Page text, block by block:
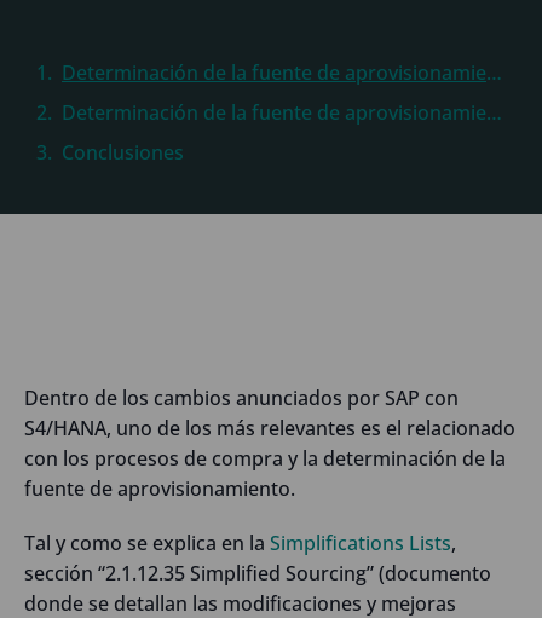
Determinación de la fuente de aprovisionamiento en SAP ECC
Determinación de la fuente de aprovisionamiento en S4/HANA
Conclusiones
Dentro de los cambios anunciados por SAP con
S4/HANA, uno de los más relevantes es el relacionado
con los procesos de compra y la determinación de la
fuente de aprovisionamiento.
Tal y como se explica en la Simplifications Lists,
sección “2.1.12.35 Simplified Sourcing” (documento
donde se detallan las modificaciones y mejoras